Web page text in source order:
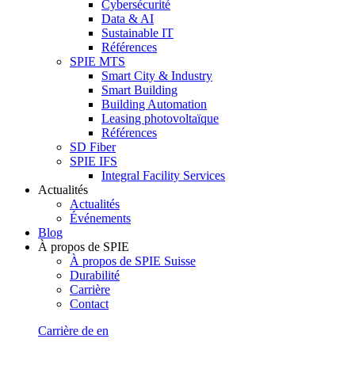
Cybersécurité
Data & AI
Sustainable IT
Références
SPIE MTS
Smart City & Industry
Smart Building
Building Automation
Leasing photovoltaïque
Références
SD Fiber
SPIE IFS
Integral Facility Services
Actualités
Actualités
Événements
Blog
À propos de SPIE
À propos de SPIE Suisse
Durabilité
Carrière
Contact
Carrière de en